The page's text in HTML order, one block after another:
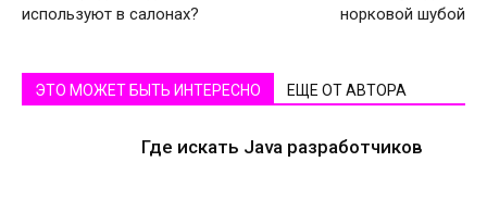
используют в салонах?
норковой шубой
ЭТО МОЖЕТ БЫТЬ ИНТЕРЕСНО ЕЩЕ ОТ АВТОРА
Где искать Java разработчиков